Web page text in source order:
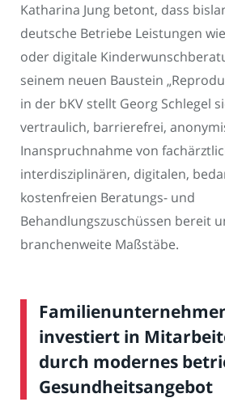
Katharina Jung betont, dass
deutsche Betriebe Leistungen
oder digitale
seinem neuen Baustein
in der bKV stellt Georg Schlegel
vertraulich, barrierefrei,
Inanspruchnahme von
interdisziplinären, digitalen,
kostenfreien Beratungs- und
Behandlungszuschüssen bereit
branchenweite Maßstäbe.
investiert in
durch modernes
Gesundheitsangebot